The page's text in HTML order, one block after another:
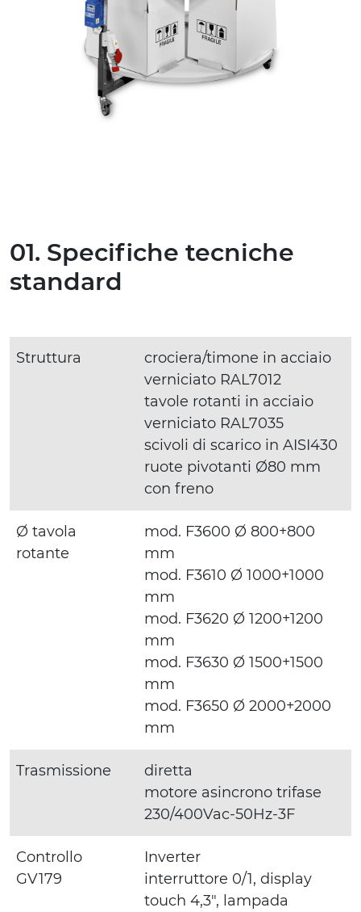
01. Specifiche tecniche
standard
Struttura
crociera/timone in acciaio
verniciato RAL7012
tavole rotanti in acciaio
verniciato RAL7035
scivoli di scarico in AISI430
ruote pivotanti Ø80 mm
con freno
Ø tavola
rotante
mod. F3600 Ø 800+800
mm
mod. F3610 Ø 1000+1000
mm
mod. F3620 Ø 1200+1200
mm
mod. F3630 Ø 1500+1500
mm
mod. F3650 Ø 2000+2000
mm
Trasmissione
diretta
motore asincrono trifase
230/400Vac-50Hz-3F
Controllo
GV179
Inverter
interruttore 0/1, display
touch 4,3″, lampada